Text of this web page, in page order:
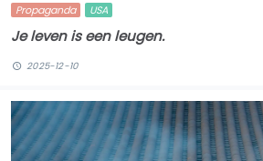
Propaganda USA
Je leven is een leugen.
2025-12-10